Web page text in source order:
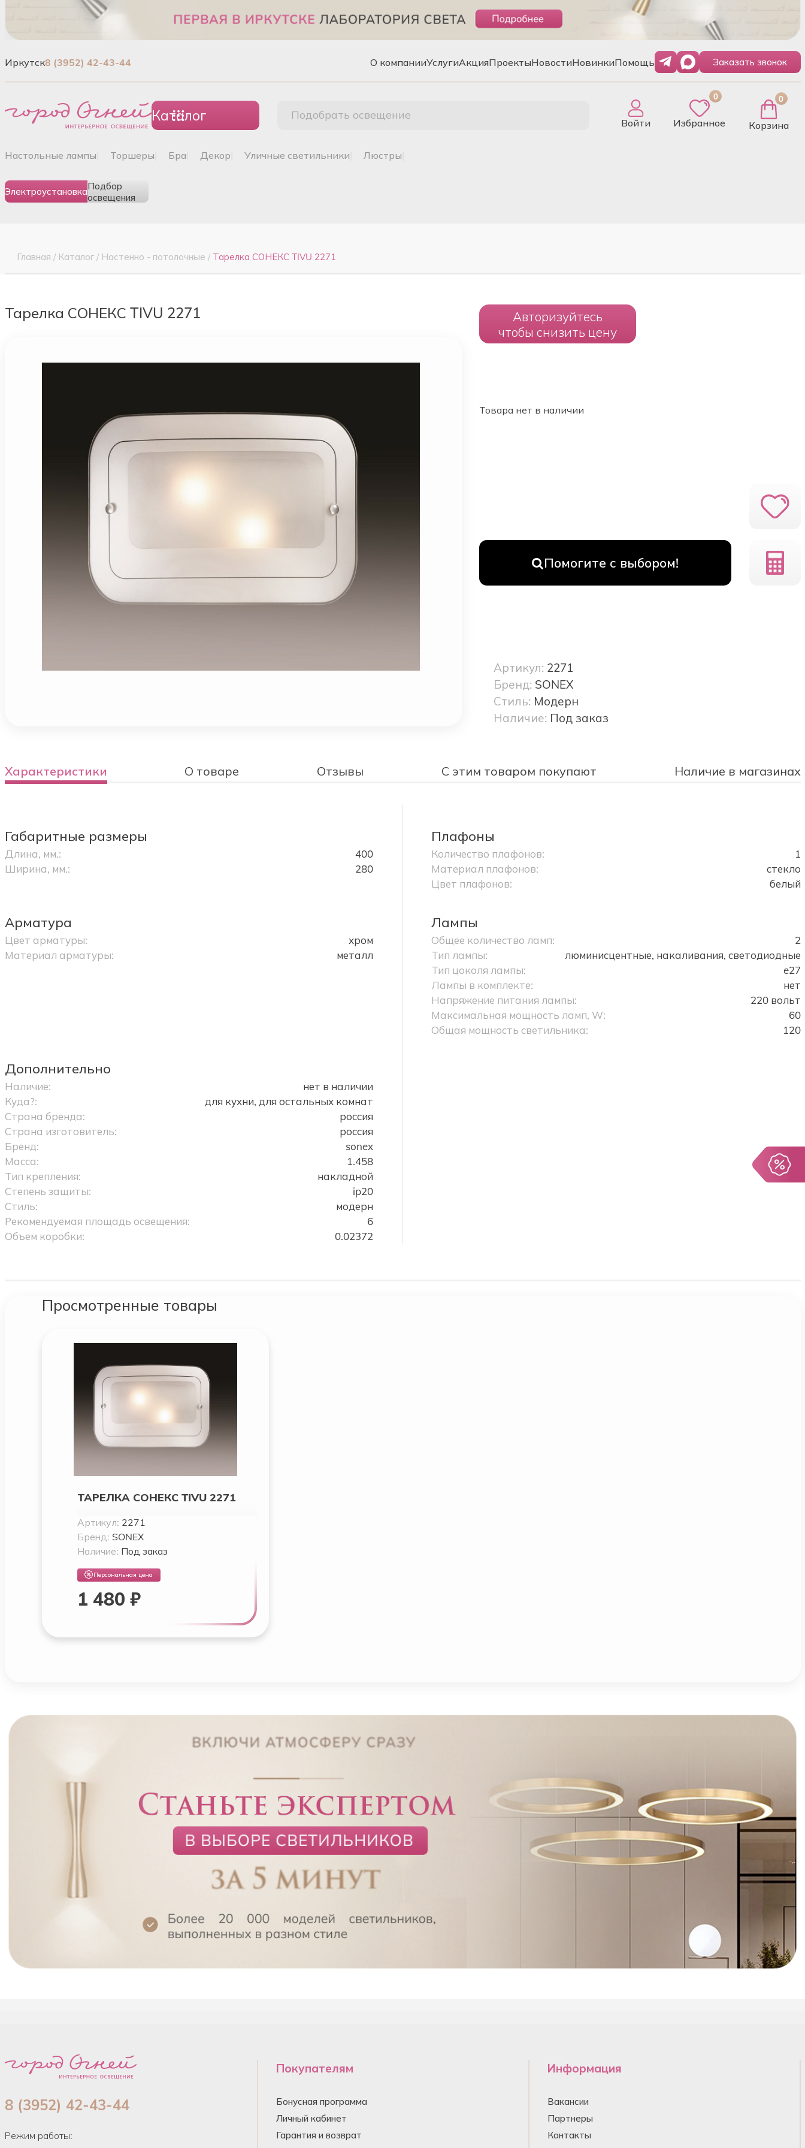
Иркутск8 (3952) 42-43-44 О компанииУслугиАкцияПроектыНовостиНовинкиПомощь Заказать звонок
Каталог Подобрать освещение
Войти
0
Избранное
0
Корзина
настольные лампы торшеры бра декор уличные светильники люстры
ЭлектроустановкаПодбор
освещения
Главная / Каталог / Настенно - потолочные / Тарелка СОНЕКС TIVU 2271
Тарелка СОНЕКС TIVU 2271
Авторизуйтесь
чтобы снизить цену
Товара нет в наличии
Помогите с выбором!
Артикул: 2271
Бренд: SONEX
Стиль: Модерн
Наличие: Под заказ
Характеристики О товаре Отзывы С этим товаром покупают Наличие в магазинах
Габаритные размеры
Длина, мм.:
400
Ширина, мм.:
280
Плафоны
Количество плафонов:
1
Материал плафонов:
стекло
Цвет плафонов:
белый
Арматура
Цвет арматуры:
хром
Материал арматуры:
металл
Лампы
Общее количество ламп:
2
Тип лампы:
люминисцентные, накаливания, светодиодные
Тип цоколя лампы:
e27
Лампы в комплекте:
нет
Напряжение питания лампы:
220 вольт
Максимальная мощность ламп, W:
60
Общая мощность светильника:
120
Дополнительно
Наличие:
нет в наличии
Куда?:
для кухни, для остальных комнат
Страна бренда:
россия
Страна изготовитель:
россия
Бренд:
sonex
Масса:
1.458
Тип крепления:
накладной
Степень защиты:
ip20
Стиль:
модерн
Рекомендуемая площадь освещения:
6
Объем коробки:
0.02372
Просмотренные товары
ТАРЕЛКА СОНЕКС TIVU 2271
Артикул: 2271
Бренд: SONEX
Наличие: Под заказ
Персональная цена
1 480 ₽
8 (3952) 42-43-44
Режим работы:
Покупателям
Бонусная программа
Личный кабинет
Гарантия и возврат
Информация
Вакансии
Партнеры
Контакты